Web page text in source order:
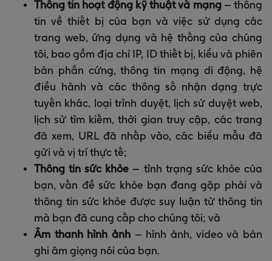
Thông tin hoạt động kỹ thuật và mạng– thông
tin về thiết bị của bạn và việc sử dụng các
trang web, ứng dụng và hệ thống của chúng
tôi, bao gồm địa chỉ IP, ID thiết bị, kiểu và phiên
bản phần cứng, thông tin mạng di động, hệ
điều hành và các thông số nhận dạng trực
tuyến khác, loại trình duyệt, lịch sử duyệt web,
lịch sử tìm kiếm, thời gian truy cập, các trang
đã xem, URL đã nhấp vào, các biểu mẫu đã
gửi và vị trí thực tế;
Thông tin sức khỏe – tình trạng sức khỏe của
bạn, vấn đề sức khỏe bạn đang gặp phải và
thông tin sức khỏe được suy luận từ thông tin
mà bạn đã cung cấp cho chúng tôi; và
Âm thanh hình ảnh – hình ảnh, video và bản
ghi âm giọng nói của bạn.